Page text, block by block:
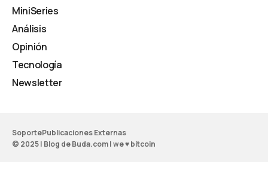
MiniSeries
Análisis
Opinión
Tecnología
Newsletter
SoportePublicaciones Externas
© 2025 | Blog de Buda.com | we ♥ bitcoin